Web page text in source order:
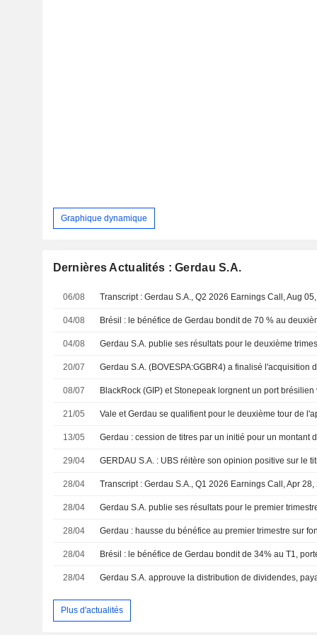
Graphique dynamique
Dernières Actualités : Gerdau S.A.
06/08 Transcript : Gerdau S.A., Q2 2026 Earnings Call, Aug
04/08
04/08
20/07
08/07
21/05
13/05
29/04 GERDAU S.A. : UBS réitère son opinion positive sur le
28/04 Transcript : Gerdau S.A., Q1 2026 Earnings Call, Apr 28,
28/04 Gerdau S.A. publie ses résultats pour le premier
28/04
28/04
28/04 Gerdau S.A. approuve la distribution de dividendes,
Plus d'actualités